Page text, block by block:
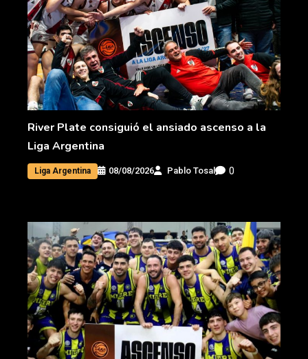
River Plate consiguió el ansiado ascenso a la
Liga Argentina
Liga Argentina 08/08/2026 Pablo Tosal 0